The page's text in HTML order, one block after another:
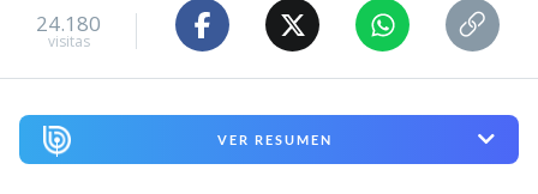
Este viernes el
ministro Iván Poduje realizó su
referir a la reconstrucción de Viña del Mar tras el
megaincendio de 2024.